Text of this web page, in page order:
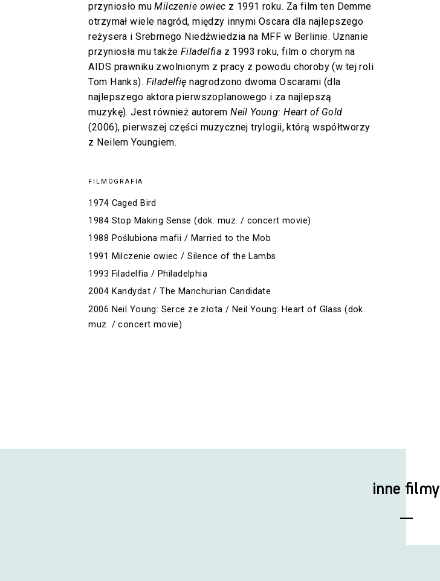
przyniosło muMilczenie owiec z 1991 roku. Za film ten Demme
otrzymał wiele nagród, między innymi Oscara dla najlepszego
reżysera i Srebrnego Niedźwiedzia na MFF w Berlinie. Uznanie
przyniosła mu także Filadelfia z 1993 roku, film o chorym na
AIDS prawniku zwolnionym z pracy z powodu choroby (w tej roli
Tom Hanks). Filadelfię nagrodzono dwoma Oscarami (dla
najlepszego aktora pierwszoplanowego i za najlepszą
muzykę). Jest również autoremNeil Young: Heart of Gold
(2006), pierwszej części muzycznej trylogii, którą współtworzy
z Neilem Youngiem.
FILMOGRAFIA
1974 Caged Bird
1984 Stop Making Sense (dok. muz. / concert movie)
1988 Poślubiona mafii / Married to the Mob
1991 Milczenie owiec / Silence of the Lambs
1993 Filadelfia / Philadelphia
2004 Kandydat / The Manchurian Candidate
2006 Neil Young: Serce ze złota / Neil Young: Heart of Glass (dok.
muz. / concert movie)
inne filmy